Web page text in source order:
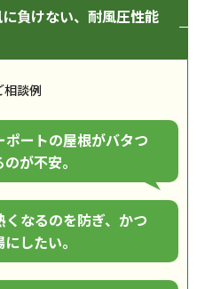
負けない、耐風圧性能
相談例
ートの屋根がバタつ
が不安。
なるのを防ぎ、かつ
したい。